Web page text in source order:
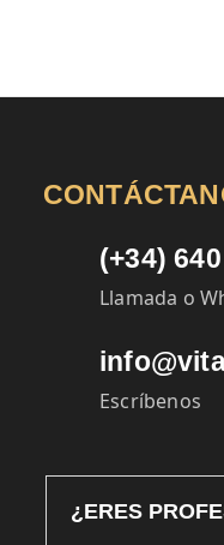
(+34)
Llamada o
Escríbenos
¿ERES